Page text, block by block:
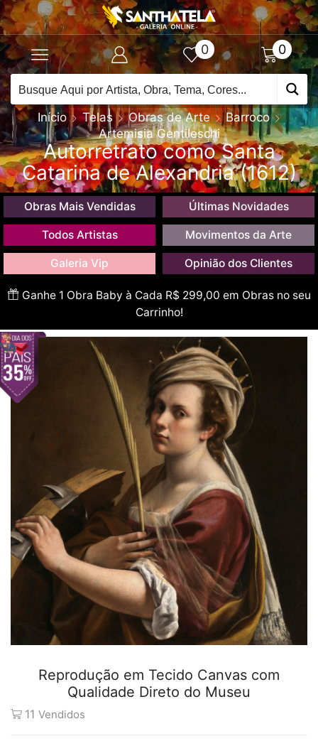
0 0
Início Telas Obras de Arte
Barroco
Artemisia Gentileschi
Autorretrato como Santa
Catarina de Alexandria (1612)
Obras Mais Vendidas Últimas Novidades
Todos Artistas Movimentos da Arte
Galeria Vip Opinião dos Clientes
Ganhe 1 Obra Baby à Cada R$ 299,00 em Obras no seu
Carrinho!
Reprodução em Tecido Canvas com
Qualidade Direto do Museu
11 Vendidos